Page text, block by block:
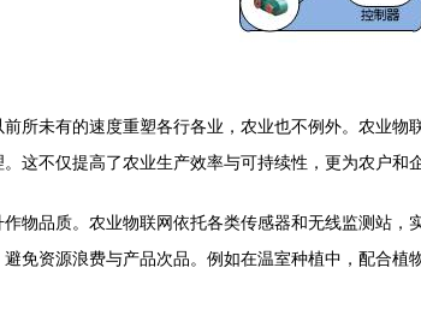
所未有的速度重塑各行各业，农业也不例外。农业
这不仅提高了农业生产效率与可持续性，更为农户和
物品质。农业物联网依托各类传感器和无线监测站
免资源浪费与产品次品。例如在温室种植中，配合